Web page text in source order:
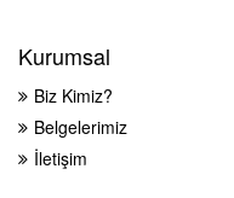
Kurumsal
Biz Kimiz?
Belgelerimiz
İletişim